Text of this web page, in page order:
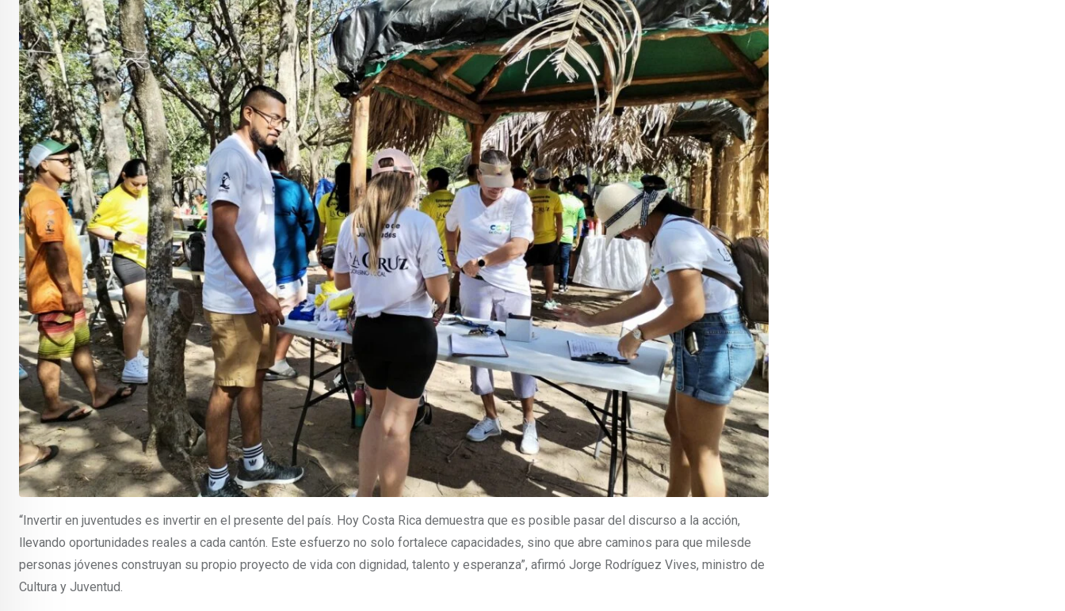
“Invertir en juventudes es invertir en el presente del país. Hoy Costa Rica demuestra que es posible pasar del discurso a la acción,
llevando oportunidades reales a cada cantón. Este esfuerzo no solo fortalece capacidades, sino que abre caminos para que milesde
personas jóvenes construyan su propio proyecto de vida con dignidad, talento y esperanza”, afirmó Jorge Rodríguez Vives, ministro de
Cultura y Juventud.